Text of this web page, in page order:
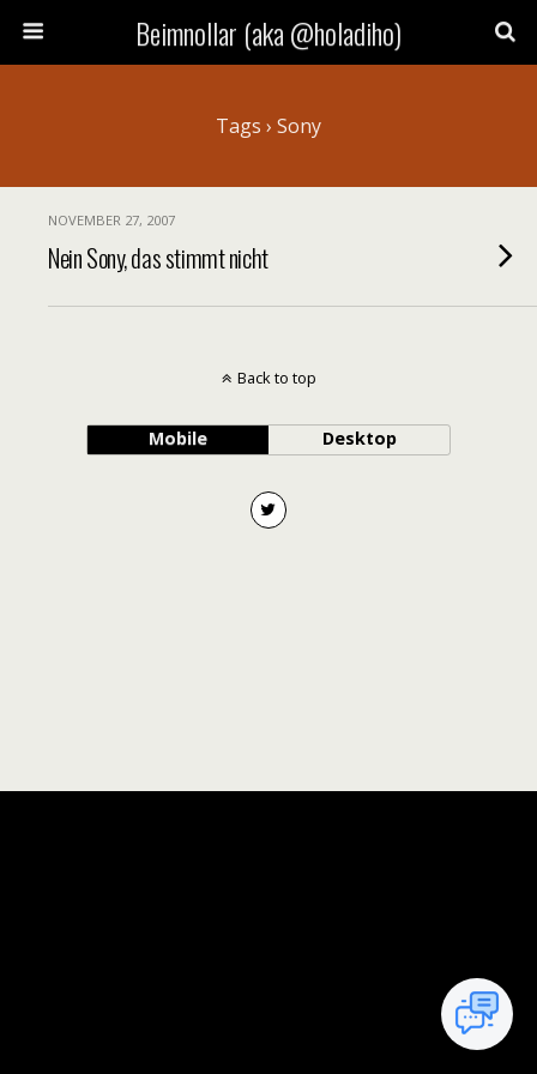
Beimnollar (aka @holadiho)
Tags › Sony
NOVEMBER 27, 2007
Nein Sony, das stimmt nicht
Back to top
Mobile Desktop